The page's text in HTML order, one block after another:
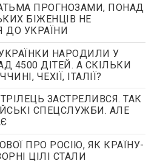
ПРОГНОЗАМИ, ПОНАД
БІЖЕНЦІВ НЕ
ДО УКРАЇНИ
НАРОДИЛИ У
4500 ДІТЕЙ. А СКІЛЬКИ
ЧЕХІЇ, ІТАЛІЇ?
ЗАСТРЕЛИВСЯ. ТАК
СПЕЦСЛУЖБИ. АЛЕ
ПРО РОСІЮ, ЯК КРАЇНУ-
ЦІЛІ СТАЛИ